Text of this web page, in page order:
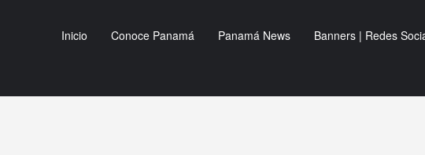
Inicio Conoce Panamá Panamá News Banners | Redes